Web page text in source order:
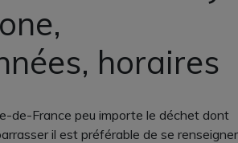
horaires
de-France peu importe le déchet dont
il est préférable de se renseigner